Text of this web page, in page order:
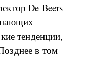
De Beers
тенденции,
в том